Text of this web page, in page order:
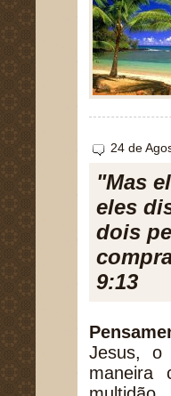
24 de
"Mas
eles
dois
9:13
Jesus, o
maneira